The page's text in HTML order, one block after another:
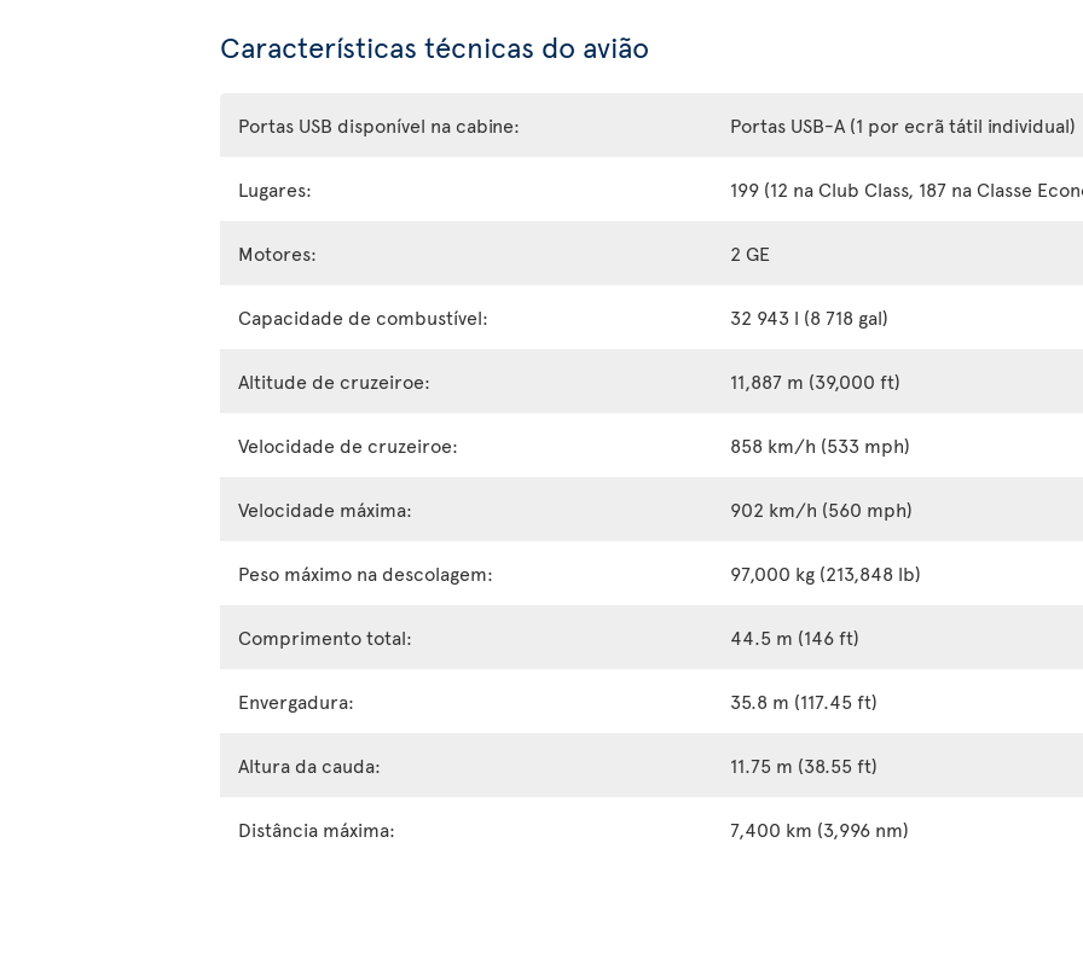
Características técnicas do avião
Portas USB disponível na cabine: Portas USB-A (1 por ecrã tátil individual)
Lugares: 199 (12 na Club Class, 187 na Classe
Motores: 2 GE
Capacidade de combustível: 32 943 l (8 718 gal)
Altitude de cruzeiroe: 11,887 m (39,000 ft)
Velocidade de cruzeiroe: 858 km/h (533 mph)
Velocidade máxima: 902 km/h (560 mph)
Peso máximo na descolagem: 97,000 kg (213,848 lb)
Comprimento total: 44.5 m (146 ft)
Envergadura: 35.8 m (117.45 ft)
Altura da cauda: 11.75 m (38.55 ft)
Distância máxima: 7,400 km (3,996 nm)